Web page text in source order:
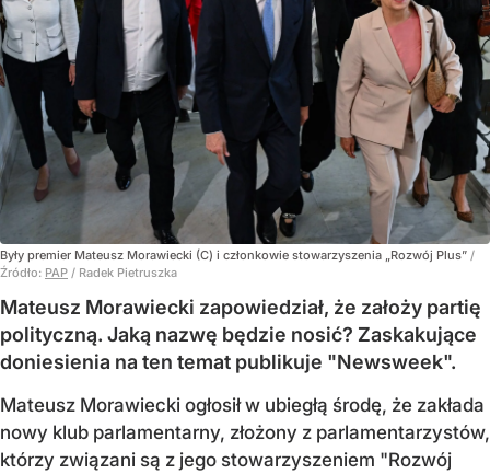
Były premier Mateusz Morawiecki (C) i członkowie stowarzyszenia „Rozwój Plus” /
Źródło: PAP / Radek Pietruszka
Mateusz Morawiecki zapowiedział, że założy partię
polityczną. Jaką nazwę będzie nosić? Zaskakujące
doniesienia na ten temat publikuje "Newsweek".
Mateusz Morawiecki ogłosił w ubiegłą środę, że zakłada
nowy klub parlamentarny, złożony z parlamentarzystów,
którzy związani są z jego stowarzyszeniem "Rozwój